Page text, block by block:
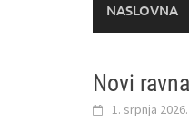
NASLOVNA
Novi
1. srpnja 2026.